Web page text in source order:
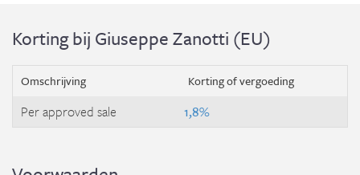
Korting bij Giuseppe Zanotti (EU)
Omschrijving Korting of vergoeding
Per approved sale 1,8%